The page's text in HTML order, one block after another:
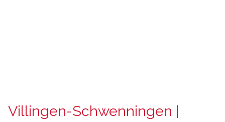
Villingen-Schwenningen |